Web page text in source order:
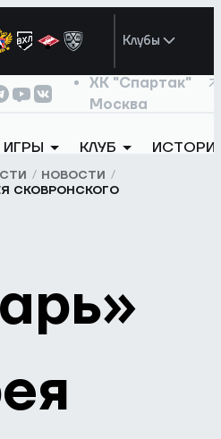
Клубы
ХК "Спартак"
Москва
ИГРЫ КЛУБ
НОВОСТИ
СКОВРОНСКОГО